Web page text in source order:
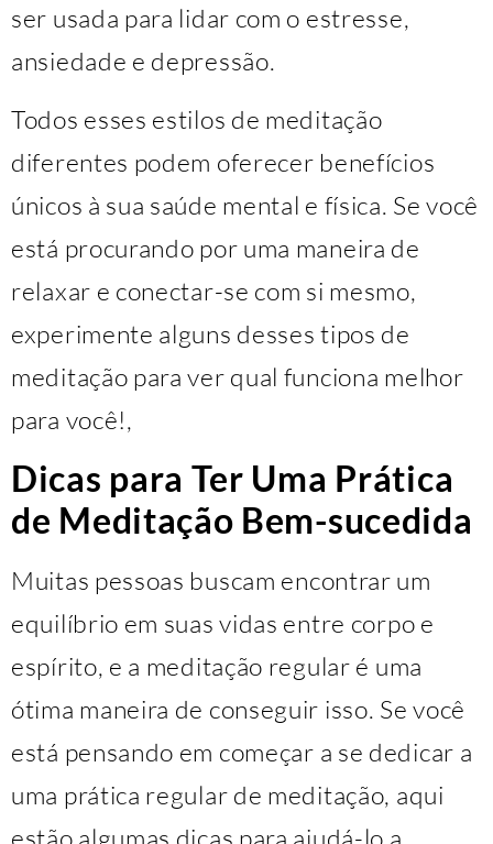
ser usada para lidar com o estresse,
ansiedade e depressão.
Todos esses estilos de meditação
diferentes podem oferecer benefícios
únicos à sua saúde mental e física. Se você
está procurando por uma maneira de
relaxar e conectar-se com si mesmo,
experimente alguns desses tipos de
meditação para ver qual funciona melhor
para você!,
Dicas para Ter Uma Prática
de Meditação Bem-sucedida
Muitas pessoas buscam encontrar um
equilíbrio em suas vidas entre corpo e
espírito, e a meditação regular é uma
ótima maneira de conseguir isso. Se você
está pensando em começar a se dedicar a
uma prática regular de meditação, aqui
estão algumas dicas para ajudá-lo a